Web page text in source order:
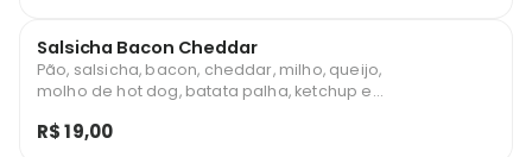
Salsicha Bacon Cheddar
Pão, salsicha, bacon, cheddar, milho, queijo,
molho de hot dog, batata palha, ketchup e
R$ 19,00